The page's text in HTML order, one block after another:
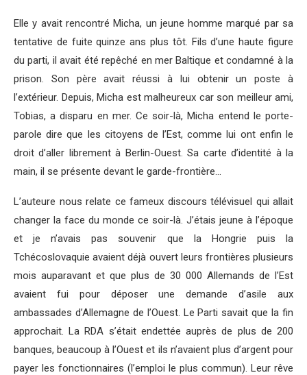
Elle y avait rencontré Micha, un jeune homme marqué par sa
tentative de fuite quinze ans plus tôt. Fils d’une haute figure
du parti, il avait été repêché en mer Baltique et condamné à la
prison. Son père avait réussi à lui obtenir un poste à
l’extérieur. Depuis, Micha est malheureux car son meilleur ami,
Tobias, a disparu en mer. Ce soir-là, Micha entend le porte-
parole dire que les citoyens de l’Est, comme lui ont enfin le
droit d’aller librement à Berlin-Ouest. Sa carte d’identité à la
main, il se présente devant le garde-frontière…
L’auteure nous relate ce fameux discours télévisuel qui allait
changer la face du monde ce soir-là. J’étais jeune à l’époque
et je n’avais pas souvenir que la Hongrie puis la
Tchécoslovaquie avaient déjà ouvert leurs frontières plusieurs
mois auparavant et que plus de 30 000 Allemands de l’Est
avaient fui pour déposer une demande d’asile aux
ambassades d’Allemagne de l’Ouest. Le Parti savait que la fin
approchait. La RDA s’était endettée auprès de plus de 200
banques, beaucoup à l’Ouest et ils n’avaient plus d’argent pour
payer les fonctionnaires (l’emploi le plus commun). Leur rêve